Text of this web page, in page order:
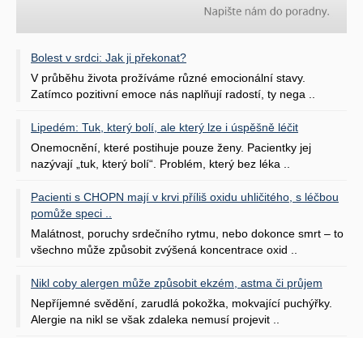
Bolest v srdci: Jak ji překonat?
V průběhu života prožíváme různé emocionální stavy.
Zatímco pozitivní emoce nás naplňují radostí, ty nega ..
Lipedém: Tuk, který bolí, ale který lze i úspěšně léčit
Onemocnění, které postihuje pouze ženy. Pacientky jej
nazývají „tuk, který bolí“. Problém, který bez léka ..
Pacienti s CHOPN mají v krvi příliš oxidu uhličitého, s léčbou
pomůže speci ..
Malátnost, poruchy srdečního rytmu, nebo dokonce smrt – to
všechno může způsobit zvýšená koncentrace oxid ..
Nikl coby alergen může způsobit ekzém, astma či průjem
Nepříjemné svědění, zarudlá pokožka, mokvající puchýřky.
Alergie na nikl se však zdaleka nemusí projevit ..